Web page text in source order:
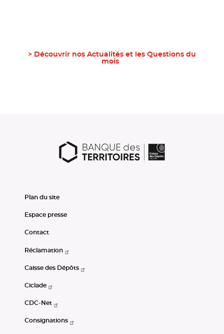
> Découvrir nos Actualités et les Questions du
mois
Plan du site
Espace presse
Contact
Réclamation
Caisse des Dépôts
Ciclade
CDC-Net
Consignations